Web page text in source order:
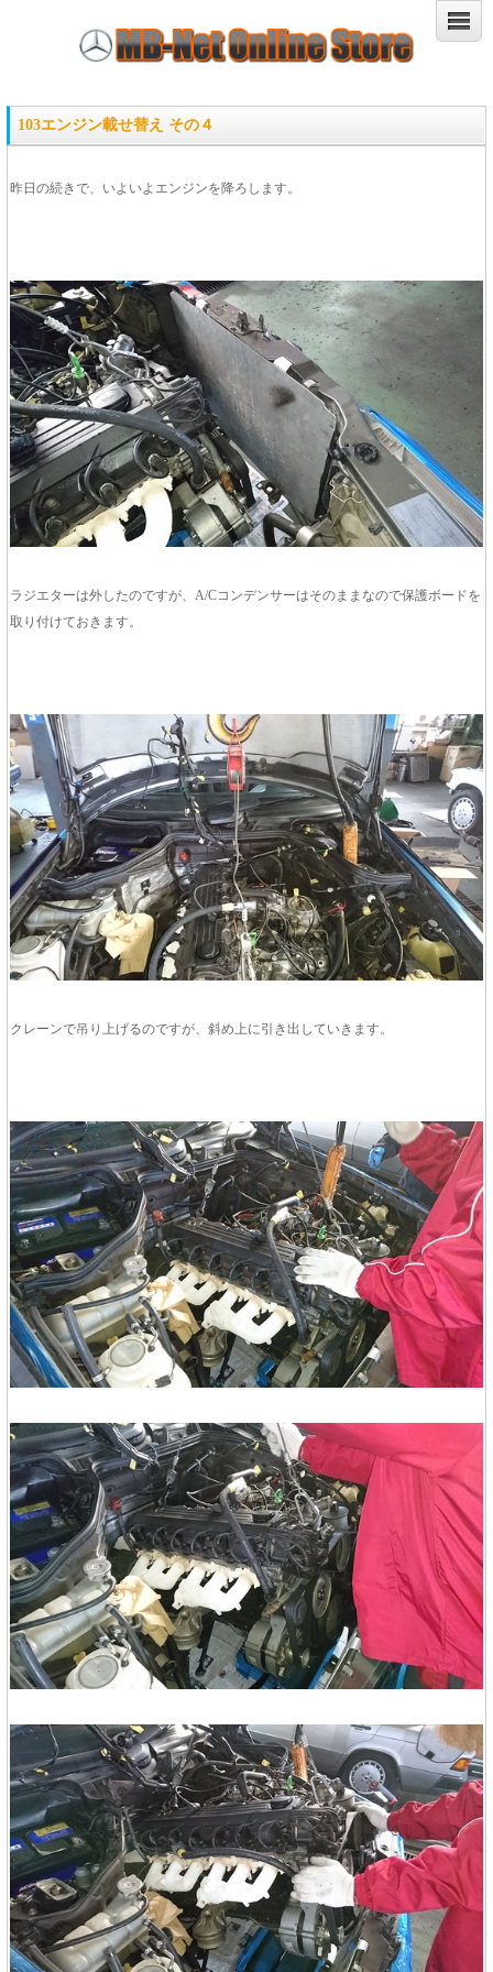
103エンジン載せ替え その４
昨日の続きで、いよいよエンジンを降ろします。
ラジエターは外したのですが、A/Cコンデンサーはそのままなので保護ボードを
取り付けておきます。
クレーンで吊り上げるのですが、斜め上に引き出していきます。